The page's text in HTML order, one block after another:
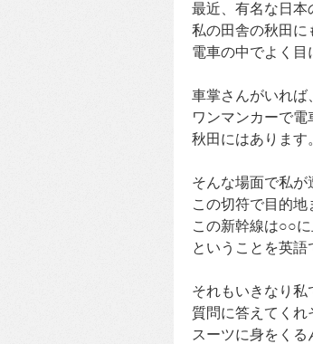
最近、有名な日本
私の田舎の秋田に
電車の中でよく目
車掌さんがいれば
ワンマンカーで
秋田にはあります
そんな場面で私が
この切符で目的
この新幹線は○○
ということを英語
それもいきなり私
質問に答えてくれ
スーツに身をくる